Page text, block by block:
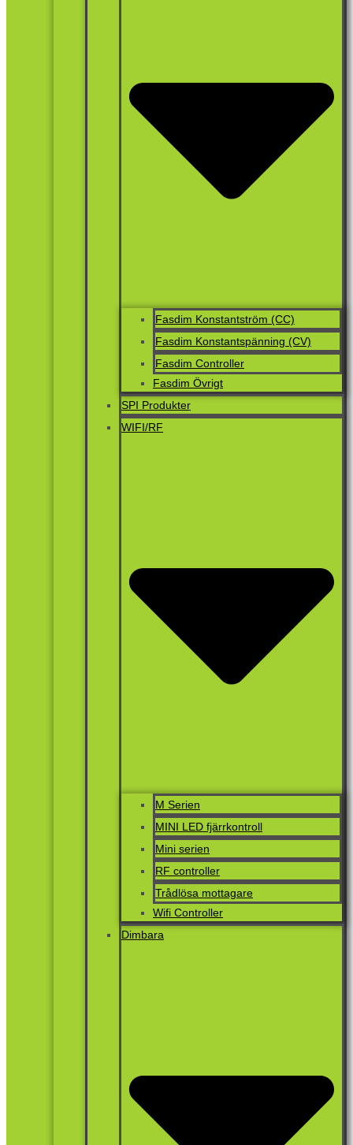
Fasdim Konstantström (CC)
Fasdim Konstantspänning (CV)
Fasdim Controller
Fasdim Övrigt
SPI Produkter
WIFI/RF
M Serien
MINI LED fjärrkontroll
Mini serien
RF controller
Trådlösa mottagare
Wifi Controller
Dimbara